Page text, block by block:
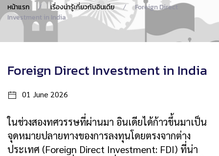
หน้าแรก เรื่องน่ารู้เกี่ยวกับอินเดีย
Foreign Direct
Investment in India
Foreign Direct Investment in India
01 June 2026
ในช่วงสองทศวรรษที่ผ่านมา อินเดียได้ก้าวขึ้นมาเป็น
จุดหมายปลายทางของการลงทุนโดยตรงจากต่าง
ประเทศ (Foreign Direct Investment: FDI) ที่น่า